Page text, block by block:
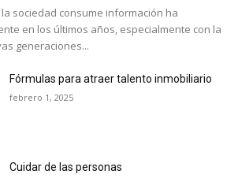
sociedad consume información ha
en los últimos años, especialmente con la
generaciones...
Fórmulas para atraer talento inmobiliario
febrero 1, 2025
Cuidar de las personas